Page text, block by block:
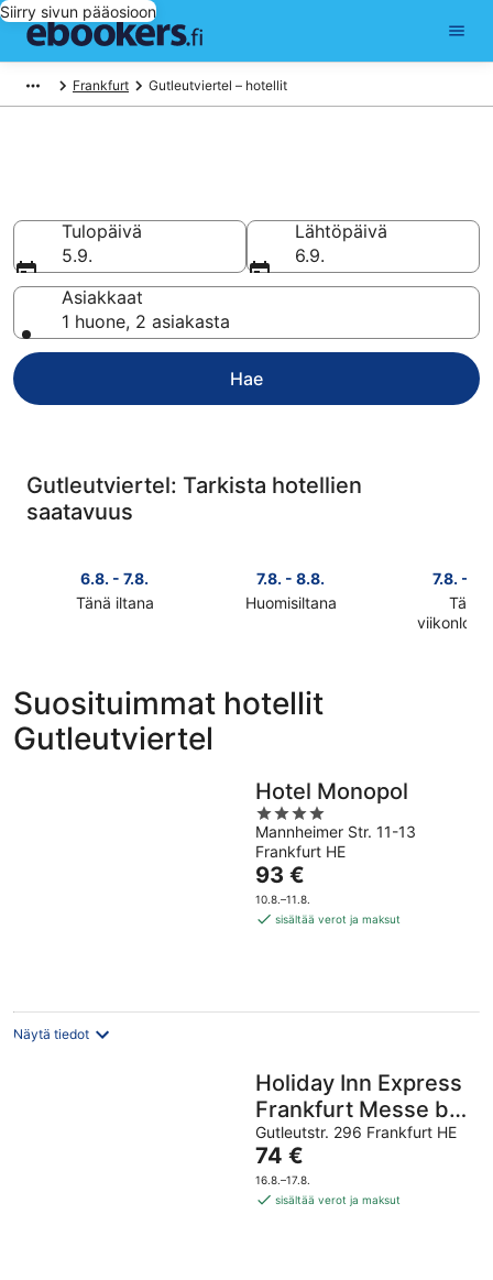
Siirry sivun pääosioon
Frankfurt Gutleutviertel – hotellit
Tulopäivä
5.9.
Lähtöpäivä
6.9.
Asiakkaat
1 huone, 2 asiakasta
Hae
Gutleutviertel: Tarkista hotellien
saatavuus
6.8. - 7.8.
Tänä iltana
hinnat
täksi
illaksi
eli
7.8. - 8.8.
Huomisiltana
hinnat
huomisillaksi
8.8.
7.8. -
Tänä
7.8.
9.8.
Suosituimmat hotellit
Gutleutviertel
Hotel Monopol
4
out
of
5
Mannheimer Str. 11-13
Frankfurt HE
Hinta
on
93 €
93 €
10.8.–11.8.
sisältää verot ja maksut
Näytä tiedot
Holiday Inn Express
Frankfurt Messe by
IHG
Gutleutstr. 296 Frankfurt HE
Hinta
on
74 €
74 €
16.8.–17.8.
sisältää verot ja maksut